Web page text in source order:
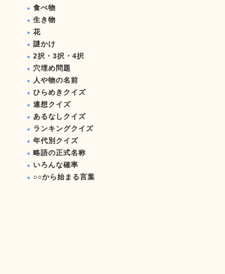
食べ物
生き物
花
謎かけ
2択・3択・4択
穴埋め問題
人や物の名前
ひらめきクイズ
連想クイズ
あるなしクイズ
ランキングクイズ
年代別クイズ
略語の正式名称
いろんな確率
○○から始まる言葉